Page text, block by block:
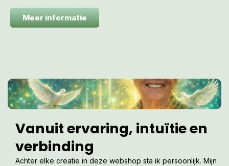
Meer informatie
Vanuit ervaring, intuïtie en
verbinding
Achter elke creatie in deze webshop sta ik persoonlijk. Mijn